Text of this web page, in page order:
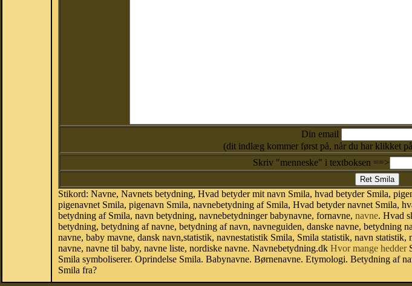
Din email
(dit indlæg kommer først på, når du har klikket
Skriv "menneske" i textboksen ==>
Stikord: Navne, Navnets betydning, Hvad betyder mit navn Smila, hvad betyder Smila,
pigenavnet Smila, pigenavn Smila, navnebetydning af Smila, Hvad betyder navnet Smila,
betydning af Smila, navn betydning, navnebetydninger babynavne, fornavne, navne. Hvad
betydning, betydning af navne, betydning af navn, navneguiden, danske navne, betydning
navne, baby mavne, dansk navn,statistik, navnestatistik Smila, Smila statistik, navn
navne, navne til baby, navne liste, nordiske navne. Navnebetydning.dk Hvor mange hedder
Smila symboliserer. Oprindelse Smila. Babynavne. Børnenavne. Etymologi. Betydning af
Smila fra?